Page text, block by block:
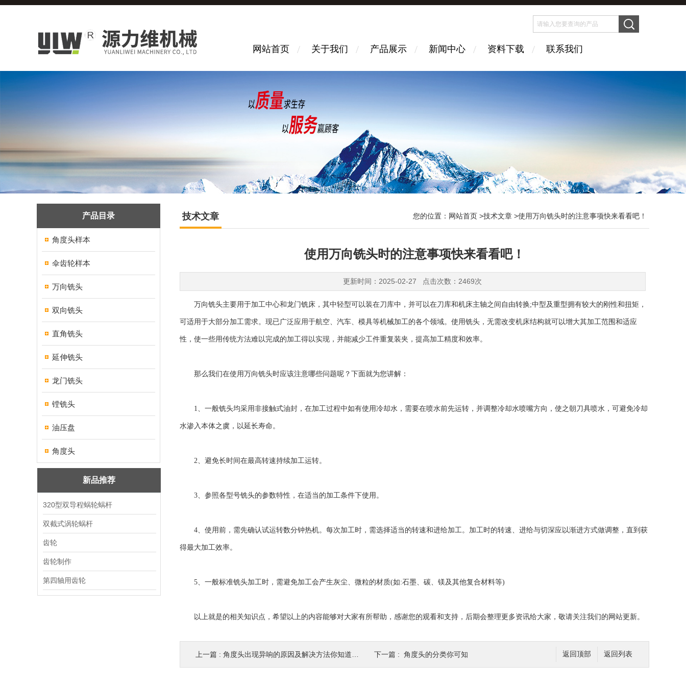
网站首页 关于我们 产品展示 新闻中心 资料下载 联系我们
产品目录
角度头样本
伞齿轮样本
万向铣头
双向铣头
直角铣头
延伸铣头
龙门铣头
镗铣头
油压盘
角度头
新品推荐
320型双导程蜗轮蜗杆
双截式涡轮蜗杆
齿轮
齿轮制作
第四轴用齿轮
技术文章 您的位置： 网站首页 >技术文章 >使用万向铣头时的注意事项快来看看吧！
使用万向铣头时的注意事项快来看看吧！
更新时间：2025-02-27 点击次数：2469次
万向铣头主要用于加工中心和龙门铣床，其中轻型可以装在刀库中，并可以在刀库和机床主轴之间自由转换;中型及重型拥有较大的刚性和扭矩，
可适用于大部分加工需求。现已广泛应用于航空、汽车、模具等机械加工的各个领域。使用铣头，无需改变机床结构就可以增大其加工范围和适应
性，使一些用传统方法难以完成的加工得以实现，并能减少工件重复装夹，提高加工精度和效率。
那么我们在使用万向铣头时应该注意哪些问题呢？下面就为您讲解：
1、一般铣头均采用非接触式油封，在加工过程中如有使用冷却水，需要在喷水前先运转，并调整冷却水喷嘴方向，使之朝刀具喷水，可避免冷却
水渗入本体之虞，以延长寿命。
2、避免长时间在最高转速持续加工运转。
3、参照各型号铣头的参数特性，在适当的加工条件下使用。
4、使用前，需先确认试运转数分钟热机。每次加工时，需选择适当的转速和进给加工。加工时的转速、进给与切深应以渐进方式做调整，直到获
得最大加工效率。
5、一般标准铣头加工时，需避免加工会产生灰尘、微粒的材质(如:石墨、碳、镁及其他复合材料等)
以上就是的相关知识点，希望以上的内容能够对大家有所帮助，感谢您的观看和支持，后期会整理更多资讯给大家，敬请关注我们的网站更新。
返回列表
返回顶部
上一篇 : 角度头出现异响的原因及解决方法你知道吗？ 下一篇 : 角度头的分类你可知